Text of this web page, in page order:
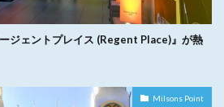
ジェントプレイス (Regent Place)』が熱
Milsons Point